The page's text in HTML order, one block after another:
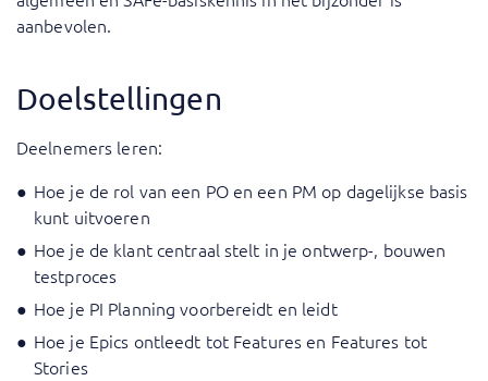
aanbevolen.
Doelstellingen
Deelnemers leren:
Hoe je de rol van een PO en een PM op dagelijkse basis
kunt uitvoeren
Hoe je de klant centraal stelt in je ontwerp-, bouwen
testproces
Hoe je PI Planning voorbereidt en leidt
Hoe je Epics ontleedt tot Features en Features tot
Stories